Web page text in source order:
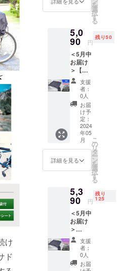
け
ド
けが遅
れる可
能性が
ござい
ます。
※仕様・
デザイ
ンに若
干の修
正が入
る場合
がござ
いま
す。
PACK 1
個（自
バー＋
収納
ケー
ス）
【限定
100個】
一般販
売予定
価格
5,990円
(税込)
4,790円
(税込・
送料込)
※生産状
況によ
れる可
能性が
ござい
ます。
※仕様・
デザイ
ンに若
干の修
正が入
る場合
を
選
択
す
る
5,0
90 円
残り50
＜5月中
お届け
＞【早
割】
15％OF
XPAND
PACK
自転車
カバー
▼お届
け内容
XPAND
PACK 1
個（自
転車カ
収納
ケー
ス）
【限定
50個】
一般販
売予定
価格
5,990円
(税込)
支援
者：
0人
お届
け予
定：
2024
年05
月
詳細を見る
こ
の
リ
タ
ー
ン
を
選
択
す
る
5,3
90 円
残り
125
＜5月中
お届け
＞
【CAM
PFIRE
割】
10％OF
支援
者：
0人
お届